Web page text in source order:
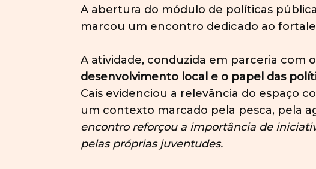
A abertura do módulo de políticas
marcou um encontro dedicado ao
A atividade, conduzida em parceria com
desenvolvimento local e o papel das
Cais evidenciou a relevância do espaço
um contexto marcado pela pesca, pela
encontro reforçou a importância de
pelas próprias juventudes.